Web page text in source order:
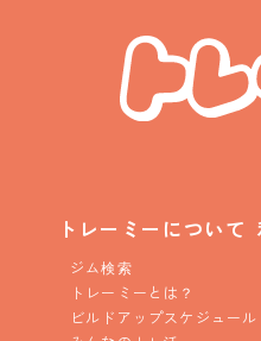
トレーミーについて
ジム検索
トレーミーとは？
ビルドアップスケジュール